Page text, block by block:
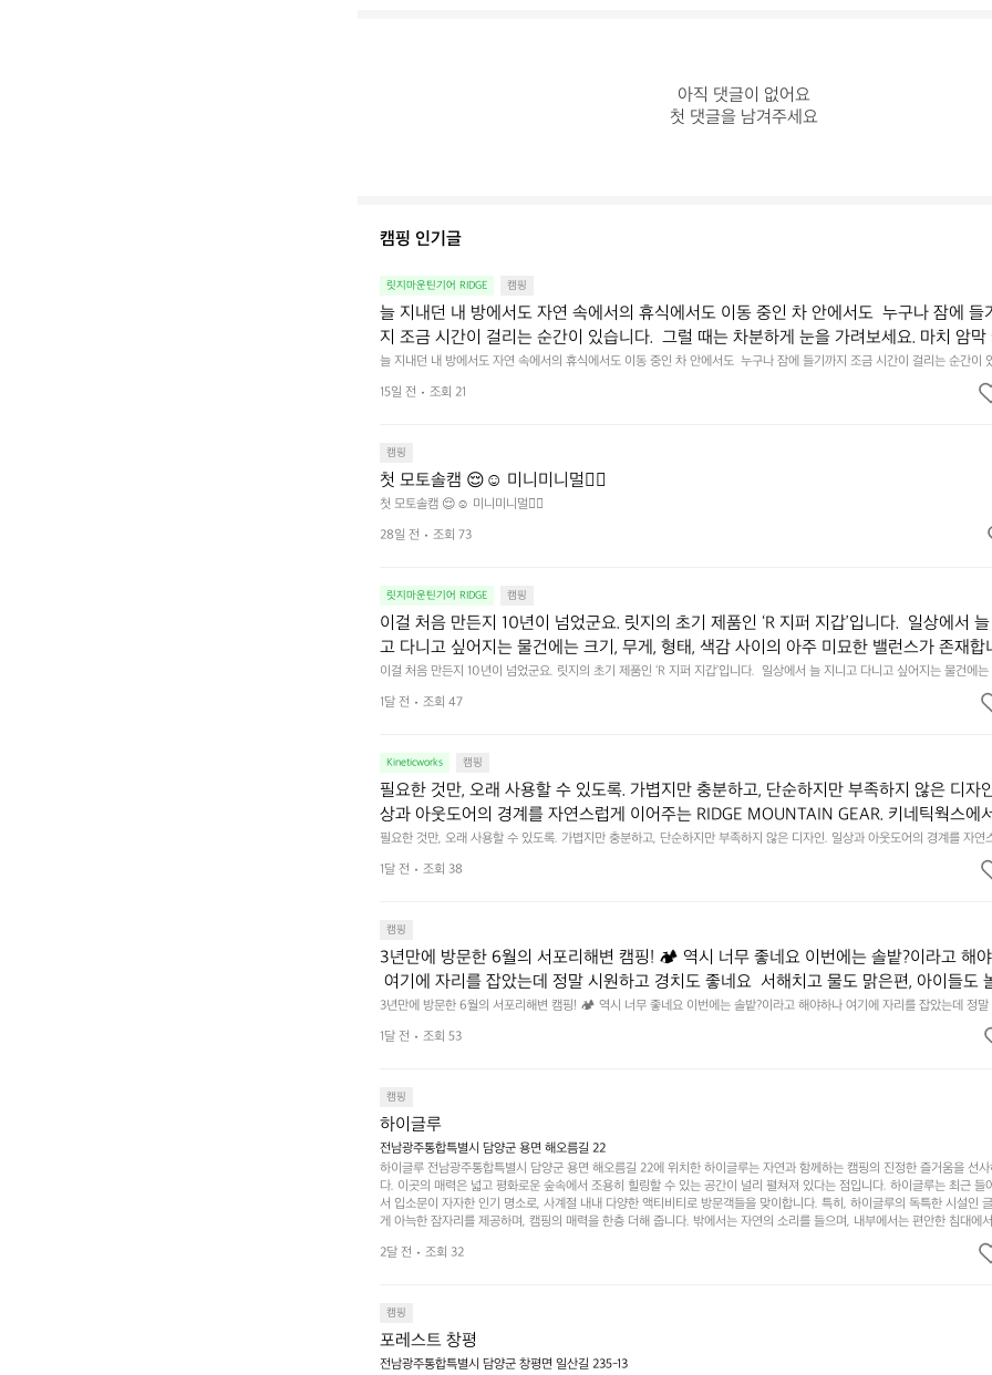
아직 댓글이 없어요
첫 댓글을 남겨주세요
캠핑 인기글
릿지마운틴기어 RIDGE 캠핑
늘 지내던 내 방에서도 자연 속에서의 휴식에서도 이동 중인 차 안에서도  누구나 잠에 들
지 조금 시간이 걸리는 순간이 있습니다.  그럴 때는 차분하게 눈을 가려보세요. 마치 암막
을 조용히 내리듯이.  Polartec® Wind Pro™의 온기가 눈가를 포근히 감싸줍니다.  차가운
를 차단하고, 얼굴에 밀착하여 빛을 막아줍니다.  이 슬립 웜을 쓰는 것만으로 그곳은 나만
늘 지내던 내 방에서도 자연 속에서의 휴식에서도 이동 중인 차 안에서도  누구나 잠에 들기까지 조금 시간이 걸리는 순간이
다.  그럴 때는 차분하게 눈을 가려보세요. 마치 암막 커튼을 조용히 내리듯이.  Polartec® Wind Pro™의 온기가 눈가를 포
줍니다.  차가운 공기를 차단하고, 얼굴에 밀착하여 빛을 막아줍니다.  이 슬립 웜을 쓰는 것만으로 그곳은 나만의 밤이 됩니
15일 전 조회 21
캠핑
첫 모토솔캠 😌☺️ 미니미니멀👌🏼
첫 모토솔캠 😌☺️ 미니미니멀👌🏼
28일 전
조회 73
릿지마운틴기어 RIDGE 캠핑
이걸 처음 만든지 10년이 넘었군요. 릿지의 초기 제품인 ‘R 지퍼 지갑’입니다.  일상에서
고 다니고 싶어지는 물건에는 크기, 무게, 형태, 색감 사이의 아주 미묘한 밸런스가 존재합
예를 들자면 일에 집중하느라 책상 위 가장자리에 대충 걸쳐 놓아도 시야에 걸리적거리
것. R 지퍼 지갑은 바로 그 위화감 없는 균형감에서 출발했습니다.  그중에서도 슬림함에
이걸 처음 만든지 10년이 넘었군요. 릿지의 초기 제품인 ‘R 지퍼 지갑’입니다.  일상에서 늘 지니고 다니고 싶어지는 물건에
무게, 형태, 색감 사이의 아주 미묘한 밸런스가 존재합니다.  예를 들자면 일에 집중하느라 책상 위 가장자리에 대충 걸쳐 놓
야에 걸리적거리지 않는 것. R 지퍼 지갑은 바로 그 위화감 없는 균형감에서 출발했습니다.  그중에서도 슬림함에 철저히 집
1달 전 조회 47
Kineticworks 캠핑
필요한 것만, 오래 사용할 수 있도록. 가볍지만 충분하고, 단순하지만 부족하지 않은 디자
상과 아웃도어의 경계를 자연스럽게 이어주는 RIDGE MOUNTAIN GEAR. 키네틱웍스에
나보세요.
필요한 것만, 오래 사용할 수 있도록. 가볍지만 충분하고, 단순하지만 부족하지 않은 디자인. 일상과 아웃도어의 경계를 자연
1달 전
조회 38
캠핑
3년만에 방문한 6월의 서포리해변 캠핑! 🏕 역시 너무 좋네요 이번에는 솔밭?이라고 해
여기에 자리를 잡았는데 정말 시원하고 경치도 좋네요  서해치고 물도 맑은편, 아이들도
좋고 1박 2일은 넘 짧게 느껴지네요  .1박 1동 1만원 (수금은 7시쯤, 동네에서 관리) .수금
음식물.쓰레기봉투를 1개씩 나누어줌 .솔밭에 바로 화장실있음 .5분거리 cu .2분거리 음
3년만에 방문한 6월의 서포리해변 캠핑! 🏕 역시 너무 좋네요 이번에는 솔밭?이라고 해야하나 여기에 자리를 잡았는데 정말
고 경치도 좋네요  서해치고 물도 맑은편, 아이들도 놀기 좋고 1박 2일은 넘 짧게 느껴지네요  .1박 1동 1만원 (수금은 7시쯤,
관리) .수금하면서 음식물.쓰레기봉투를 1개씩 나누어줌 .솔밭에 바로 화장실있음 .5분거리 cu .2분거리 음식점  항구에서부
1달 전 조회 53
캠핑
하이글루
전남광주통합특별시 담양군 용면 해오름길 22
하이글루 전남광주통합특별시 담양군 용면 해오름길 22에 위치한 하이글루는 자연과 함께하는 캠핑의 진정한 즐거움을 선
다. 이곳의 매력은 넓고 평화로운 숲속에서 조용히 힐링할 수 있는 공간이 널리 펼쳐져 있다는 점입니다. 하이글루는 최근 들
서 입소문이 자자한 인기 명소로, 사계절 내내 다양한 액티비티로 방문객들을 맞이합니다. 특히, 하이글루의 독특한 시설인
게 아늑한 잠자리를 제공하며, 캠핑의 매력을 한층 더해 줍니다. 밖에서는 자연의 소리를 들으며, 내부에서는 편안한 침대에
있는 완벽한 조화가 이루어집니다. 이곳의 장점은 또 다른 캠핑의 매력인 바베큐 파티를 즐길 수 있는 공간이 마련되어 있어
은 시간을 보낼 수 있다는 것입니다. 또한, 하이글루 인근에는 다양한 트레킹 코스와 자전거 도로가 있어 아웃도어 활동을 좋
나누는 이야기들은 여러분의 캠핑 여행을 더욱 특별하게 만들어 줄 것입니다.  인기 정도: ★★★★★
2달 전 조회 32
캠핑
포레스트 창평
전남광주통합특별시 담양군 창평면 일산길 235-13